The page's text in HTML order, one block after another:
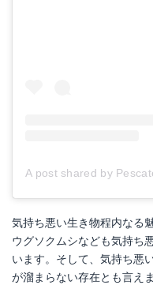
気持ち悪い生き物程内なる
ウグソクムシなども気持ち
います。そして、気持ち悪
が溜まらない存在とも言え